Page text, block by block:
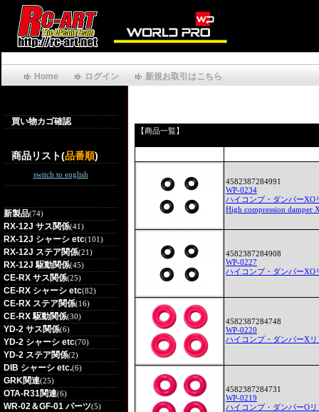
Home ログイン 新規お取引はこちら
買い物カゴ確認
商品リスト(品番順)
switch to english
新製品(74)
RX-12J サス関係(41)
RX-12J シャーシ etc(101)
RX-12J ステア関係(21)
RX-12J 駆動関係(45)
CE-RX サス関係(25)
CE-RX シャーシ etc(82)
CE-RX ステア関係(16)
CE-RX 駆動関係(30)
YD-2 サス関係(6)
YD-2 シャーシ etc(70)
YD-2 ステア関係(2)
DIB シャーシ etc.(6)
GRK関連(25)
OTA-R31関連(6)
WR-02＆GF-01 パーツ(5)
【商品一覧】
4582387284991
WP-0234
ハイコンプ・ダンパーXO
High compression damper
4582387284908
WP-0227
ハイコンプ・ダンパーXO
4582387284748
WP-0220
ハイコンプ・ダンパーX
4582387284731
WP-0219
ハイコンプ・ダンパーO